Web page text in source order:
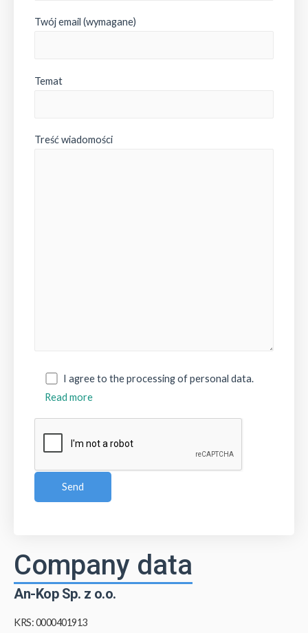
Twój email (wymagane)
Temat
Treść wiadomości
I agree to the processing of personal data.
Read more
Company data
An-Kop Sp. z o.o.
KRS: 0000401913